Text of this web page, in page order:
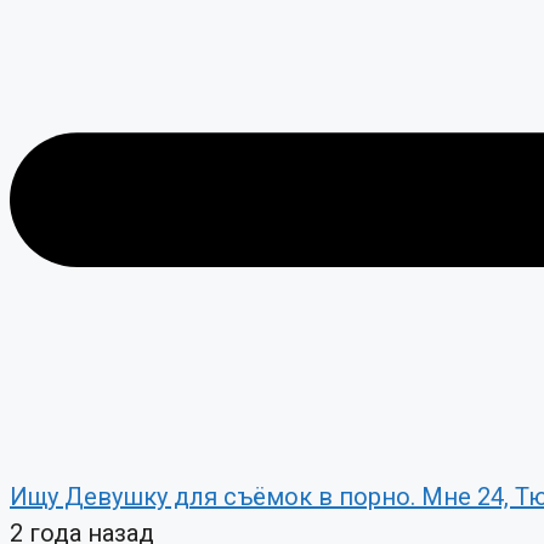
Ищу Девушку для съёмок в порно. Мне 24,
2 года назад